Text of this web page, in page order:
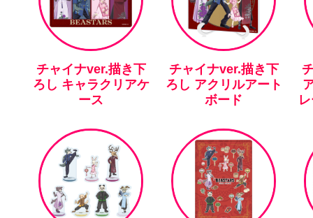
チャイナver.描き下
ろし キャラクリアケ
ース
チャイナver.描き下
ろし アクリルアート
ボード